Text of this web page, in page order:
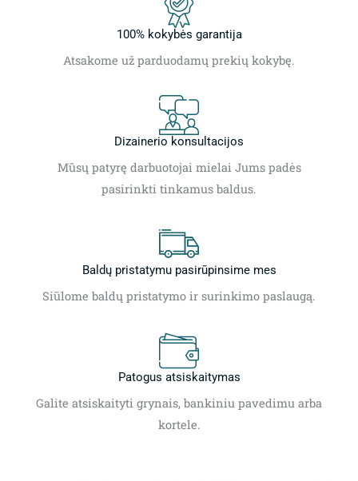
100% kokybės garantija
Atsakome už parduodamų prekių kokybę.
Dizainerio konsultacijos
Mūsų patyrę darbuotojai mielai Jums padės
pasirinkti tinkamus baldus.
Baldų pristatymu pasirūpinsime mes
Siūlome baldų pristatymo ir surinkimo paslaugą.
Patogus atsiskaitymas
Galite atsiskaityti grynais, bankiniu pavedimu arba
kortele.